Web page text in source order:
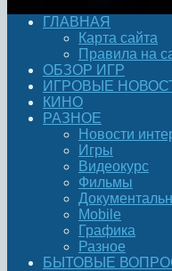
ГЛАВНАЯ
Карта сайта
Правила на
ОБЗОР ИГР
ИГРОВЫЕ
КИНО
РАЗНОЕ
Новости
Игры
Видеокурс
Фильмы
Mobile
Графика
Разное
БЫТОВЫЕ